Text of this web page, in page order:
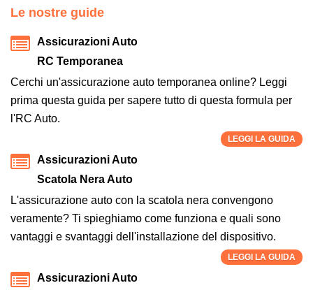
Le nostre guide
Assicurazioni Auto
RC Temporanea
Cerchi un'assicurazione auto temporanea online? Leggi
prima questa guida per sapere tutto di questa formula per
l'RC Auto.
LEGGI LA GUIDA
Assicurazioni Auto
Scatola Nera Auto
L'assicurazione auto con la scatola nera convengono
veramente? Ti spieghiamo come funziona e quali sono
vantaggi e svantaggi dell'installazione del dispositivo.
LEGGI LA GUIDA
Assicurazioni Auto